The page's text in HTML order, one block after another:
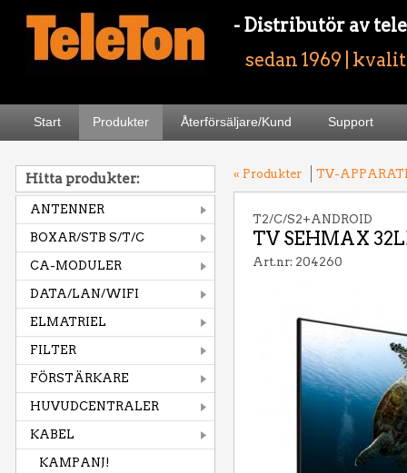
- Distributör av
sedan 1969 |
Start Produkter Återförsäljare/Kund Support
Hitta produkter:
ANTENNER
BOXAR/STB S/T/C
CA-MODULER
DATA/LAN/WIFI
ELMATRIEL
FILTER
FÖRSTÄRKARE
HUVUDCENTRALER
KABEL
KAMPANJ!
« Produkter TV-
T2/C/S2+ANDROID
TV SEHMAX
Art.nr: 204260